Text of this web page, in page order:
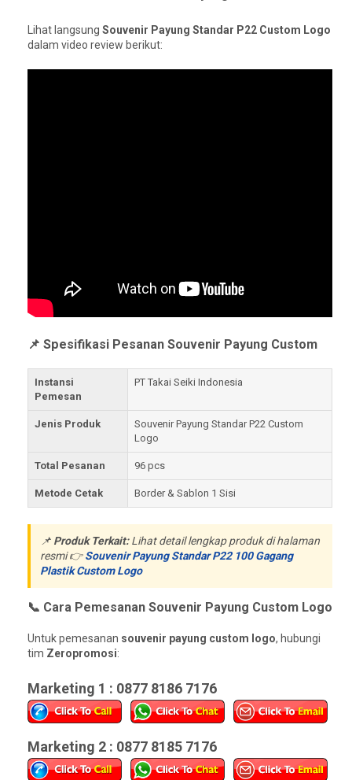
Lihat langsung Souvenir Payung Standar P22 Custom Logo
dalam video review berikut:
📌 Spesifikasi Pesanan Souvenir Payung Custom
Instansi
Pemesan
PT Takai Seiki Indonesia
Jenis Produk
Souvenir Payung Standar P22 Custom
Logo
Total Pesanan 96 pcs
Metode Cetak Border & Sablon 1 Sisi
📌 Produk Terkait:Lihat detail lengkap produk di halaman
resmi 👉Souvenir Payung Standar P22 100 Gagang
Plastik Custom Logo
📞 Cara Pemesanan Souvenir Payung Custom Logo
Untuk pemesanan souvenir payung custom logo, hubungi
tim Zeropromosi:
Marketing 1 : 0877 8186 7176
Marketing 2 : 0877 8185 7176